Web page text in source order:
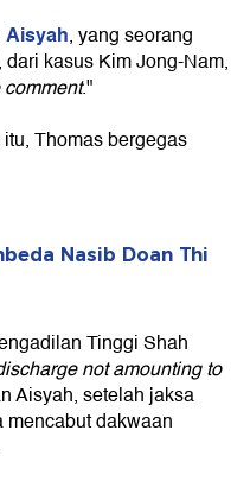
Aisyah, yang seorang
kasus Kim Jong-Nam,
."
Thomas bergegas
Nasib Doan Thi
Tinggi Shah
not amounting to
Aisyah, setelah jaksa
dakwaan